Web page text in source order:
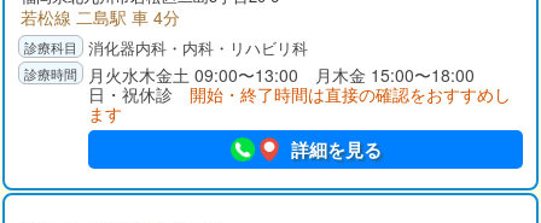
若松線 二島駅 車 4分
消化器内科・内科・リハビリ科
月火水木金土 09:00〜13:00 月木金 15:00〜18:00
日・祝休診 開始・終了時間は直接の確認をおすすめし
ます
詳細を見る